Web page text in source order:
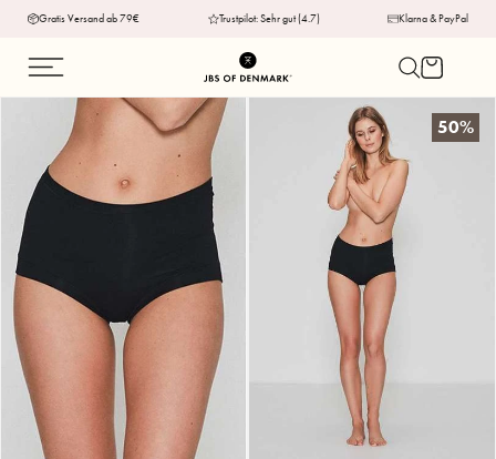
Gratis Versand ab 79€ Trustpilot: Sehr gut (4.7) Klarna & PayPal
50%